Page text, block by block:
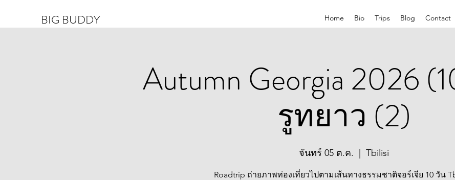
BIG BUDDY Home Bio Trips Blog Contact
Autumn Georgia 2026
รูทยาว (2)
จันทร์ 05 ต.ค. Tbilisi
Roadtrip ถ่ายภาพท่องเที่ยวไปตามเส้นทางธรรมชาติจอร์เจีย 10 วัน